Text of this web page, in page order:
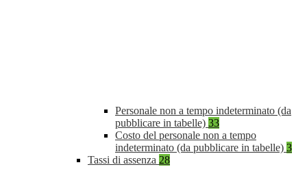
Personale non a tempo indeterminato (da
pubblicare in tabelle) 33
Costo del personale non a tempo
indeterminato (da pubblicare in tabelle) 3
Tassi di assenza 28